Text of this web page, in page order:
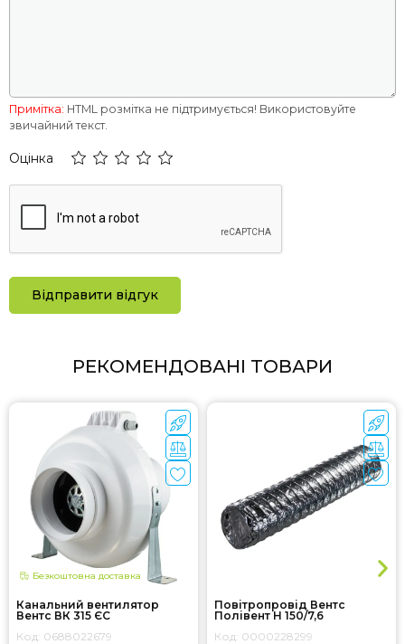
Примітка: HTML розмітка не підтримується! Використовуйте
звичайний текст.
Оцінка
Відправити відгук
РЕКОМЕНДОВАНІ ТОВАРИ
Безкоштовна доставка
Канальний вентилятор
Вентс ВК 315 ЄС
Код: 0688022679
Повітропровід Вентс
Полівент Н 150/7,6
Код: 0000228299